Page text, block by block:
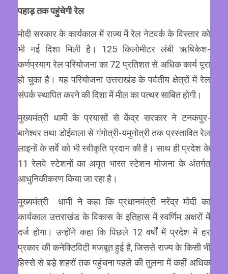
पहाड़ तक पहुंचेगी रेल
मोदी सरकार के कार्यकाल में राज्य में रेल नेटवर्क के विस्तार को
भी नई दिशा मिली है। 125 किलोमीटर लंबी ऋषिकेश-
कर्णप्रयाग रेल परियोजना का 72 प्रतिशत से अधिक कार्य पूरा
हो चुका है। यह परियोजना उत्तराखंड के पर्वतीय क्षेत्रों में रेल
संपर्क स्थापित करने की दिशा में मील का पत्थर साबित होगी।
मुख्यमंत्री धामी के प्रयासों से केंद्र सरकार ने टनकपुर-
बागेश्वर तथा डोईवाला से गंगोत्री-यमुनोत्री तक प्रस्तावित रेल
लाइनों के सर्वे को भी स्वीकृति प्रदान की है। साथ ही प्रदेश के
11 रेलवे स्टेशनों का अमृत भारत स्टेशन योजना के अंतर्गत
आधुनिकीकरण किया जा रहा है।
मुख्यमंत्री धामी ने कहा कि प्रधानमंत्री नरेंद्र मोदी का
कार्यकाल उत्तराखंड के विकास के इतिहास में स्वर्णिम अक्षरों में
दर्ज होगा। उन्होंने कहा कि पिछले 12 वर्षों में प्रदेश में हर
प्रकार की कनेक्टिविटी मजबूत हुई है, जिससे राज्य के किसी भी
हिस्से से बड़े शहरों तक पहुंचना पहले की तुलना में कहीं अधिक